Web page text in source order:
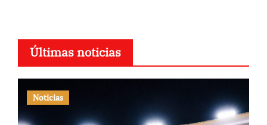
Últimas noticias
Noticias